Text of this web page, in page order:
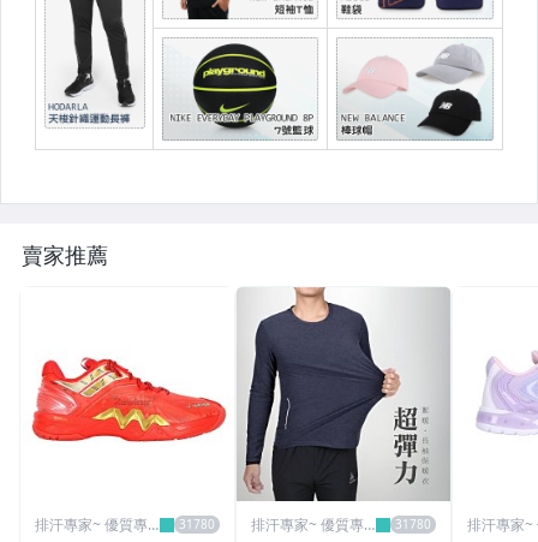
賣家推薦
排汗專家~ 優質專 排汗專家~ 優質專 排汗專家~